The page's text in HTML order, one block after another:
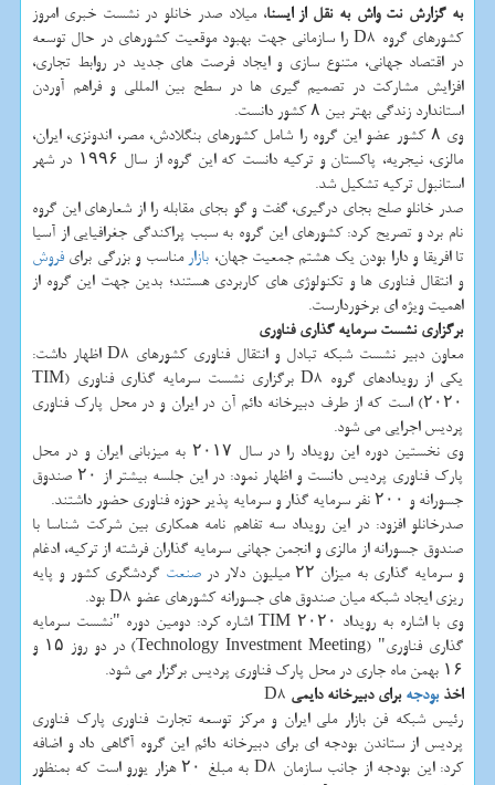
به گزارش نت واش به نقل از ایسنا، میلاد صدر خانلو در نشست خبری امروز
كشورهای گروه D8 را سازمانی جهت بهبود موقعیت كشورهای در حال توسعه
در اقتصاد جهانی، متنوع سازی و ایجاد فرصت های جدید در روابط تجاری،
افزایش مشاركت در تصمیم گیری ها در سطح بین المللی و فراهم آوردن
استاندارد زندگی بهتر بین ۸ كشور دانست.
وی ۸ كشور عضو این گروه را شامل كشورهای بنگلادش، مصر، اندونزی، ایران،
مالزی، نیجریه، پاكستان و تركیه دانست كه این گروه از سال ۱۹۹۶ در شهر
استانبول تركیه تشكیل شد.
صدر خانلو صلح بجای درگیری، گفت و گو بجای مقابله را از شعارهای این گروه
نام برد و تصریح كرد: كشورهای این گروه به سبب پراكندگی جغرافیایی از آسیا
تا افریقا و دارا بودن یك هشتم جمعیت جهان، بازارمناسب و بزرگی برای فروش
و انتقال فناوری ها و تكنولوژی های كاربردی هستند؛ بدین جهت این گروه از
اهمیت ویژه ای برخوردارست.
برگزاری نشست سرمایه گذاری فناوری
معاون دبیر نشست شبكه تبادل و انتقال فناوری كشورهای D8 اظهار داشت:
یكی از رویدادهای گروه D8 برگزاری نشست سرمایه گذاری فناوری (TIM
۲۰۲۰) است كه از طرف دبیرخانه دائم آن در ایران و در محل پارك فناوری
پردیس اجرایی می شود.
وی نخستین دوره این رویداد را در سال ۲۰۱۷ به میزبانی ایران و در محل
پارك فناوری پردیس دانست و اظهار نمود: در این جلسه بیشتر از ۲۰ صندوق
جسورانه و ۲۰۰ نفر سرمایه گذار و سرمایه پذیر حوزه فناوری حضور داشتند.
صدرخانلو افزود: در این رویداد سه تفاهم نامه همكاری بین شركت شناسا با
صندوق جسورانه از مالزی و انجمن جهانی سرمایه گذاران فرشته از تركیه، ادغام
و سرمایه گذاری به میزان ۲۲ میلیون دلار در
صنعت گردشگری كشور و پایه
ریزی ایجاد شبكه میان صندوق های جسورانه كشورهای عضو D8 بود.
وی با اشاره به رویداد TIM ۲۰۲۰ اشاره كرد: دومین دوره "نشست سرمایه
گذاری فناوری" (Technology Investment Meeting) در دو روز ۱۵ و
۱۶ بهمن ماه جاری در محل پارك فناوری پردیس برگزار می شود.
اخذبودجهبرای دبیرخانه دایمی
رئیس شبكه فن بازار ملی ایران و مركز توسعه تجارت فناوری پارك فناوری
پردیس از ستاندن بودجه ای برای دبیرخانه دائم این گروه آگاهی داد و اضافه
كرد: این بودجه از جانب سازمان D8 به مبلغ ۲۰ هزار یورو است كه بمنظور